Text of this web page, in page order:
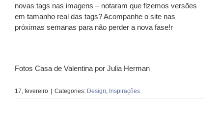
novas tags nas imagens – notaram que fizemos versões
em tamanho real das tags? Acompanhe o site nas
próximas semanas para não perder a nova fase!r
Fotos Casa de Valentina por Julia Herman
17, fevereiro Categories: Design, Inspirações